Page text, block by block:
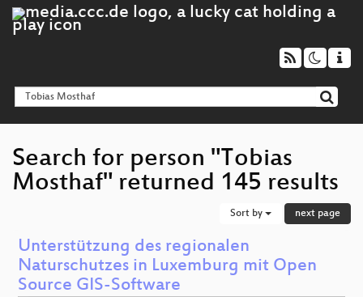
Search for person "Tobias
Mosthaf" returned 145 results
Sort by next page
Unterstützung des regionalen
Naturschutzes in Luxemburg mit Open
Source GIS-Software